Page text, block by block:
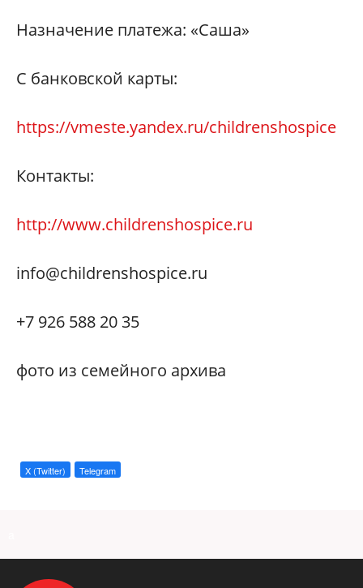
Назначение платежа: «Саша»
С банковской карты:
https://vmeste.yandex.ru/childrenshospice
Контакты:
http://www.childrenshospice.ru
info@childrenshospice.ru
+7 926 588 20 35
фото из семейного архива
X (Twitter) Telegram